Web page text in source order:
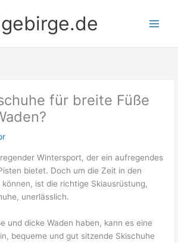
für breite Füße
Wintersport, der ein aufregendes
bietet. Doch um die Zeit in den
ist die richtige Skiausrüstung,
unerlässlich.
und dicke Waden haben, kann es eine
bequeme und gut sitzende Skischuhe